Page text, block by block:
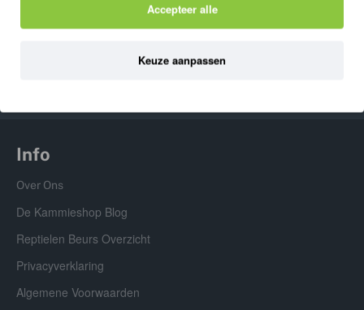
4,99
Info
Over Ons
De Kammieshop Blog
Reptielen Beurs Overzicht
Privacyverklaring
Algemene Voorwaarden
Accepteer alle
Keuze aanpassen